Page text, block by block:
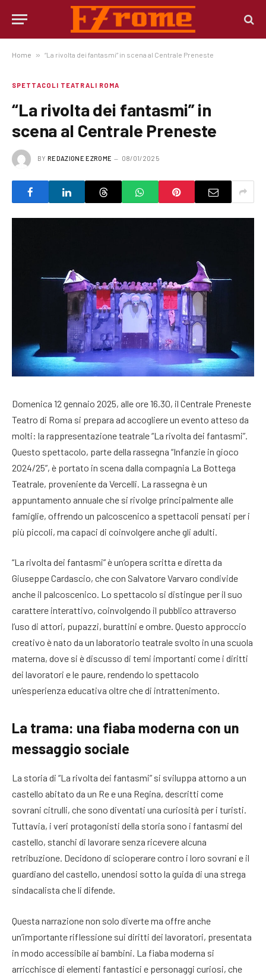
Home » “La rivolta dei fantasmi” in scena al Centrale Preneste
SPETTACOLI TEATRALI ROMA
“La rivolta dei fantasmi” in
scena al Centrale Preneste
BY REDAZIONE EZROME 08/01/2025
Domenica 12 gennaio 2025, alle ore 16.30, il Centrale Preneste
Teatro di Roma si prepara ad accogliere un evento atteso da
molti: la rappresentazione teatrale “La rivolta dei fantasmi”.
Questo spettacolo, parte della rassegna “Infanzie in gioco
2024/25”, è portato in scena dalla compagnia La Bottega
Teatrale, proveniente da Vercelli. La rassegna è un
appuntamento annuale che si rivolge principalmente alle
famiglie, offrendo un palcoscenico a spettacoli pensati per i
più piccoli, ma capaci di coinvolgere anche gli adulti.
“La rivolta dei fantasmi” è un’opera scritta e diretta da
Giuseppe Cardascio, che con Salvatore Varvaro condivide
anche il palcoscenico. Lo spettacolo si distingue per il suo
carattere interattivo, coinvolgendo il pubblico attraverso
l’uso di attori, pupazzi, burattini e ombre. Questo approccio
creativo è nato da un laboratorio teatrale svolto in una scuola
materna, dove si è discusso di temi importanti come i diritti
dei lavoratori e le paure, rendendo lo spettacolo
un’esperienza educativa oltre che di intrattenimento.
La trama: una fiaba moderna con un
messaggio sociale
La storia di “La rivolta dei fantasmi” si sviluppa attorno a un
castello abitato da un Re e una Regina, descritti come
sovrani citrulli, che sono diventati una curiosità per i turisti.
Tuttavia, i veri protagonisti della storia sono i fantasmi del
castello, stanchi di lavorare senza ricevere alcuna
retribuzione. Decidono di scioperare contro i loro sovrani e il
guardiano del castello, unendosi sotto la guida di una strega
sindacalista che li difende.
Questa narrazione non solo diverte ma offre anche
un’importante riflessione sui diritti dei lavoratori, presentata
in modo accessibile ai bambini. La fiaba moderna si
arricchisce di elementi fantastici e personaggi curiosi, che